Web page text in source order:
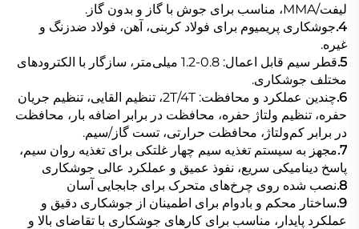
لیفت/MMA، مناسب برای جوش با گاز و بدون گاز.
4. جوشکاری پریمیوم برای فولاد کربنی، آهن، فولاد ضدزنگ و
غیره.
5.
قطر سیم قابل اعمال: 0.8-1.2 میلی‌متر، سازگار با الکترودهای
مختلف جوشکاری.
6.
چندین عملکرد و محافظت: 2T/4T، تنظیم القایی، تنظیم جریان
حفره، تنظیم ولتاژ حفره، محافظت در برابر اضافه بار، محافظت
در برابر کم‌ولتاژ، محافظت حرارتی، تست گاز/سیم.
7. مجهز به سیستم تغذیه سیم چهار غلتکی برای تغذیه روان سیم،
پاسخ دینامیکی سریع، نفوذ عمیق و عملکرد عالی جوشکاری
8. نصب شده روی چرخ‌های متحرک برای جابجایی آسان
9. ساختار محکم و بادوام برای اطمینان از جوشکاری دقیق و
عملکرد پایدار، مناسب برای کارهای جوشکاری با تقاضای بالا و